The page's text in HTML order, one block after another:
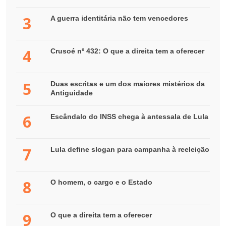
3
A guerra identitária não tem vencedores
4 Crusoé nº 432: O que a direita tem a oferecer
5
Duas escritas e um dos maiores mistérios da
Antiguidade
6 Escândalo do INSS chega à antessala de Lula
7 Lula define slogan para campanha à reeleição
8 O homem, o cargo e o Estado
9 O que a direita tem a oferecer